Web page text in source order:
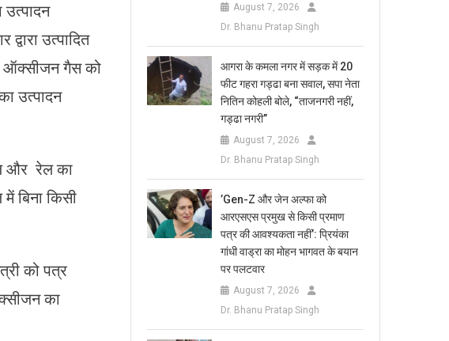
द्वारा उत्पादित
ऑक्सीजन गैस को
उत्पादन
और रेल का
बिना किसी
को पत्र
का
August 7, 2026
Dr. Bhanu Pratap Singh
आगरा के कमला नगर में सड़क में 20
फीट गहरा गड्ढा बना सवाल, सपा नेता
नितिन कोहली बोले, “ताजनगरी नहीं,
गड्ढा नगरी”
August 7, 2026
Dr. Bhanu Pratap Singh
​’Gen-Z और जेन अल्फा को
आरएसएस प्रमुख से किसी प्रमाण
पत्र की आवश्यकता नहीं’: प्रियंका
गांधी वाड्रा का मोहन भागवत के बयान
पर पलटवार
August 7, 2026
Dr. Bhanu Pratap Singh